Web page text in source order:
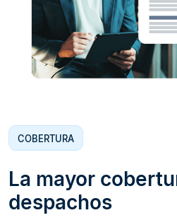
COBERTURA
La mayor
despachos